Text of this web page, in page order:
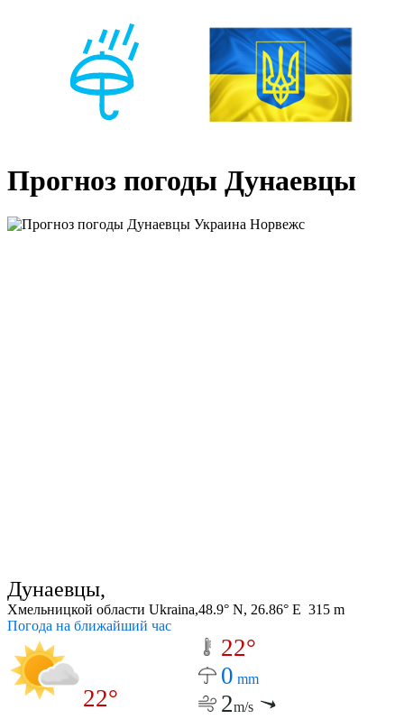
Прогноз погоды Дунаевцы
Дунаевцы,
Хмельницкой области Ukraina,48.9° N, 26.86° E 315 m
Погода на ближайший час
22°
22°
0 mm
2m/s